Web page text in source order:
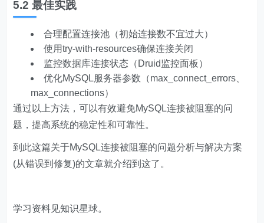
5.2 最佳实践
合理配置连接池（初始连接数不宜过大）
使用try-with-resources确保连接关闭
监控数据库连接状态（Druid监控面板）
优化MySQL服务器参数（max_connect_errors、
max_connections）
通过以上方法，可以有效避免MySQL连接被阻塞的问
题，提高系统的稳定性和可靠性。
到此这篇关于MySQL连接被阻塞的问题分析与解决方案
(从错误到修复)的文章就介绍到这了。
学习资料见知识星球。